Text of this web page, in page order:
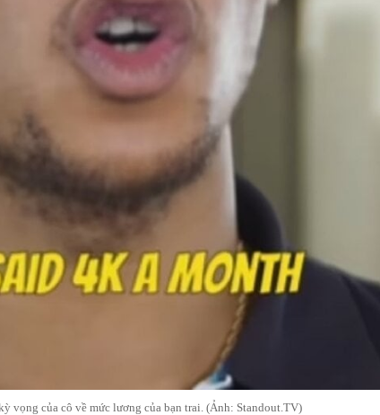
vọng của cô về mức lương của bạn trai. (Ảnh: Standout.TV)